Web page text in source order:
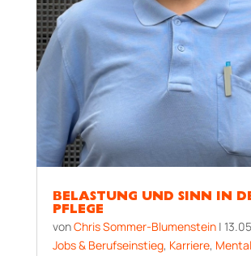
BELASTUNG UND SINN IN
PFLEGE
vonChris Sommer-Blumenstein|
Jobs & Berufseinstieg, Karriere,